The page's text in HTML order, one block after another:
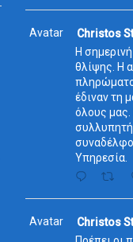
Avatar Christos
Η
θλίψης. Η
έδιναν τη
όλους μας.
Υπηρεσία.
Avatar Christos